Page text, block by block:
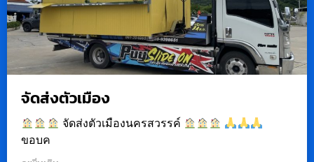
จัดส่งตัวเมือง
จัดส่งตัวเมืองนครสวรรค์
ขอบค